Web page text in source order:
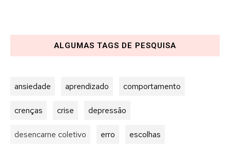
ALGUMAS TAGS DE PESQUISA
ansiedade aprendizado comportamento
crenças crise depressão
desencarne coletivo erro escolhas